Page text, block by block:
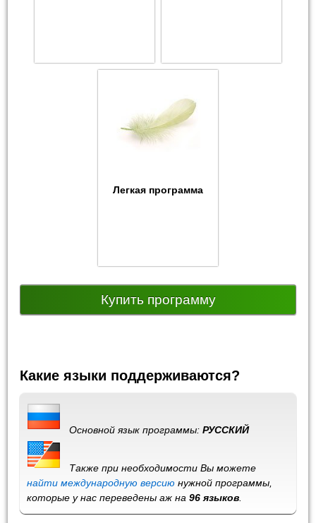
Легкая программа
Купить программу
Какие языки поддерживаются?
Основной язык программы:РУССКИЙ
Также при необходимости Вы можете
найти международную версию нужной программы,
которые у нас переведены аж на96 языков.